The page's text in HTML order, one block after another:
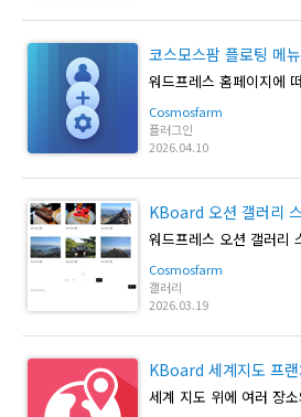
코스모스팜 플로팅 메뉴
Cosmosfarm
플러그인
2026.04.10
KBoard 오션 갤러리
워드프레스 오션 갤러리
Cosmosfarm
갤러리
2026.03.19
KBoard 세계지도 프랜
세계 지도 위에 여러 장